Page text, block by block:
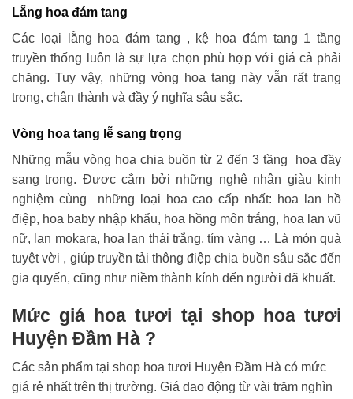
Lẵng hoa đám tang
Các loại lẵng hoa đám tang , kệ hoa đám tang 1 tầng
truyền thống luôn là sự lựa chọn phù hợp với giá cả phải
chăng. Tuy vậy, những vòng hoa tang này vẫn rất trang
trọng, chân thành và đầy ý nghĩa sâu sắc.
Vòng hoa tang lễ sang trọng
Những mẫu vòng hoa chia buồn từ 2 đến 3 tầng hoa đầy
sang trọng. Được cắm bởi những nghệ nhân giàu kinh
nghiệm cùng những loại hoa cao cấp nhất: hoa lan hồ
điệp, hoa baby nhập khẩu, hoa hồng môn trắng, hoa lan vũ
nữ, lan mokara, hoa lan thái trắng, tím vàng … Là món quà
tuyệt vời , giúp truyền tải thông điệp chia buồn sâu sắc đến
gia quyến, cũng như niềm thành kính đến người đã khuất.
Mức giá hoa tươi tại shop hoa tươi
Huyện Đầm Hà ?
Các sản phẩm tại shop hoa tươi Huyện Đầm Hà có mức
giá rẻ nhất trên thị trường. Giá dao động từ vài trăm nghìn